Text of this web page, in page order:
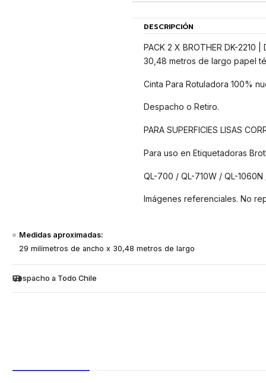
DESCRIPCIÓN
PACK 2 X BROTHER DK-
30,48 metros de largo papel
Cinta Para Rotuladora 100%
Despacho o Retiro.
PARA SUPERFICIES LISAS
Para uso en Etiquetadoras
QL-700 / QL-710W / QL-1060N
Imágenes referenciales. No
Medidas aproximadas:
29 milímetros de ancho x 30,48 metros de largo
Despacho a Todo Chile